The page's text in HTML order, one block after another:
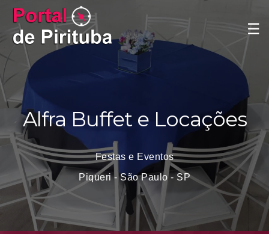
☰
Alfra Buffet e Locações
Festas e Eventos
Piqueri - São Paulo - SP